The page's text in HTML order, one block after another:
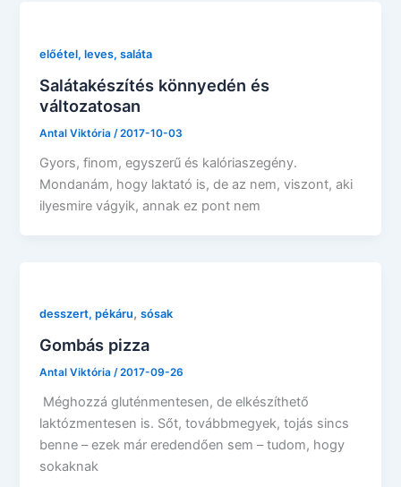
előétel, leves, saláta
Salátakészítés könnyedén és
változatosan
Antal Viktória /2017-10-03
Gyors, finom, egyszerű és kalóriaszegény.
Mondanám, hogy laktató is, de az nem, viszont, aki
ilyesmire vágyik, annak ez pont nem
desszert, pékáru,sósak
Gombás pizza
Antal Viktória/2017-09-26
Méghozzá gluténmentesen, de elkészíthető
laktózmentesen is. Sőt, továbbmegyek, tojás sincs
benne – ezek már eredendően sem – tudom, hogy
sokaknak